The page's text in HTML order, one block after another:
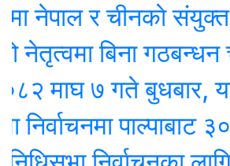
र चीनकाे संयुक्त
बिना गठबन्धन
७ गते बुधबार,
पाल्पाबाट ३०